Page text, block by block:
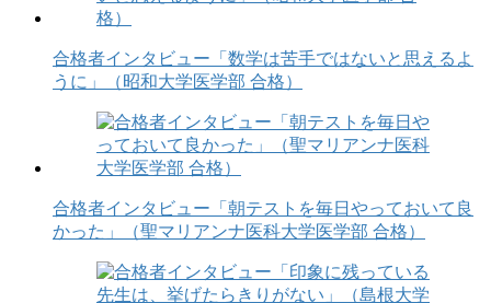
合格者インタビュー「数学は苦手ではないと思えるよ
うに」（昭和大学医学部 合格）
合格者インタビュー「朝テストを毎日やっておいて良
かった」（聖マリアンナ医科大学医学部 合格）